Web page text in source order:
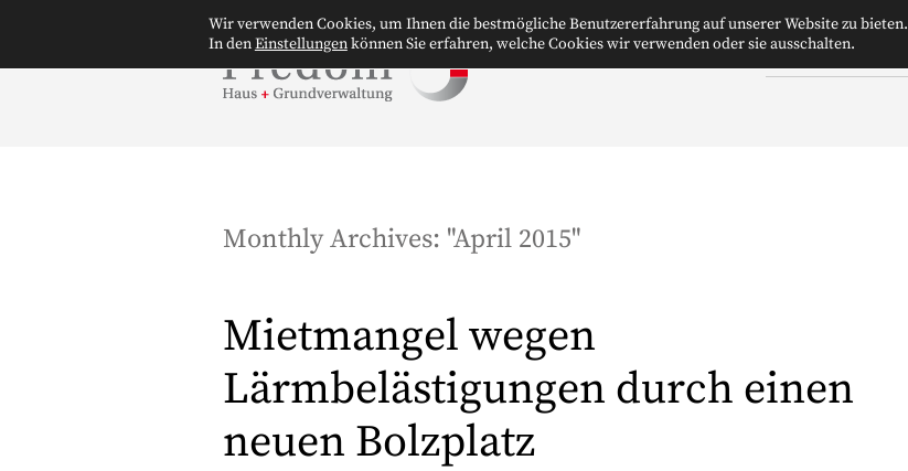
Monthly Archives: "April 2015"
Mietmangel wegen
Lärmbelästigungen durch einen
neuen Bolzplatz
Wir verwenden Cookies, um Ihnen die bestmögliche Benutzererfahrung auf unserer Website zu bieten.
In denEinstellungenkönnen Sie erfahren, welche Cookies wir verwenden oder sie ausschalten.